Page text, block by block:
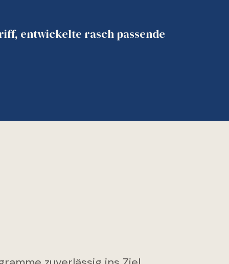
entwickelte rasch passende